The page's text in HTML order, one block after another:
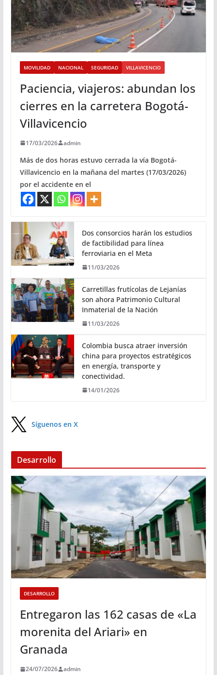
MOVILIDAD NACIONAL SEGURIDAD VILLAVICENCIO
Paciencia, viajeros: abundan los
cierres en la carretera Bogotá-
Villavicencio
17/03/2026 admin
Más de dos horas estuvo cerrada la vía Bogotá-
Villavicencio en la mañana del martes (17/03/2026)
por el accidente en el
Dos consorcios harán los estudios
de factibilidad para línea
ferroviaria en el Meta
11/03/2026
Carretillas frutícolas de Lejanías
son ahora Patrimonio Cultural
Inmaterial de la Nación
11/03/2026
Colombia busca atraer inversión
china para proyectos estratégicos
en energía, transporte y
conectividad.
14/01/2026
Síguenos en X
Desarrollo
DESARROLLO
Entregaron las 162 casas de «La
morenita del Ariari» en
Granada
24/07/2026 admin